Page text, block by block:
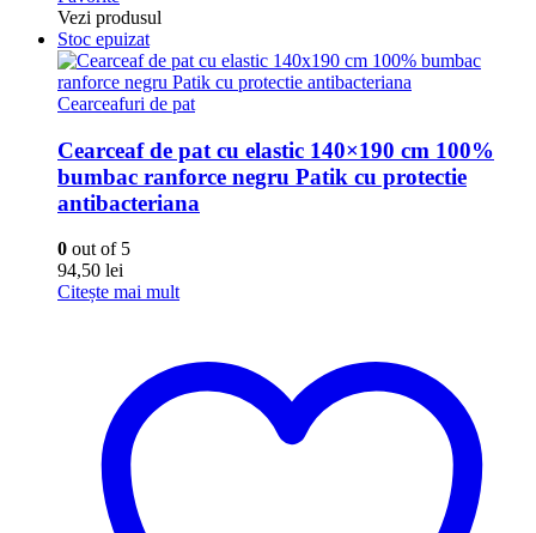
Vezi produsul
Stoc epuizat
Cearceafuri de pat
Cearceaf de pat cu elastic 140×190 cm 100%
bumbac ranforce negru Patik cu protectie
antibacteriana
0 out of 5
94,50 lei
Citește mai mult